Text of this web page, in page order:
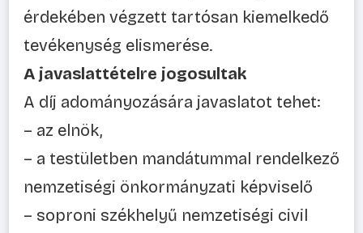
érdekében végzett tartósan kiemelkedő
tevékenység elismerése.
A javaslattételre jogosultak
A díj adományozására javaslatot tehet:
– az elnök,
– a testületben mandátummal rendelkező
nemzetiségi önkormányzati képviselő
– soproni székhelyű nemzetiségi civil